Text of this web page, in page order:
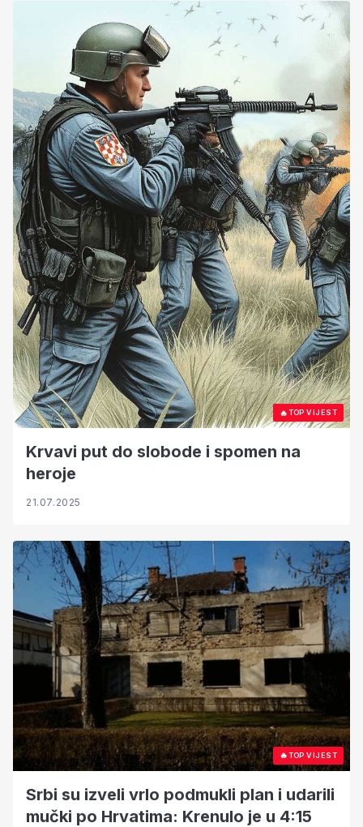
🔥TOP VIJEST
Krvavi put do slobode i spomen na
heroje
21.07.2025
🔥TOP VIJEST
Srbi su izveli vrlo podmukli plan i udarili
mučki po Hrvatima: Krenulo je u 4:15